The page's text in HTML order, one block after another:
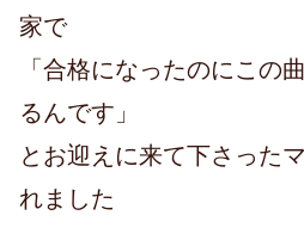
家で
「合格になったのにこの
るんです」
とお迎えに来て下さった
れました